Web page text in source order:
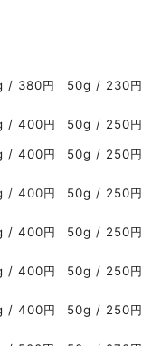
/ 380円 50g / 230円
/ 400円
/ 400円
50g / 250円
50g / 250円
/ 400円 50g / 250円
/ 400円 50g / 250円
/ 400円 50g / 250円
/ 400円 50g / 250円